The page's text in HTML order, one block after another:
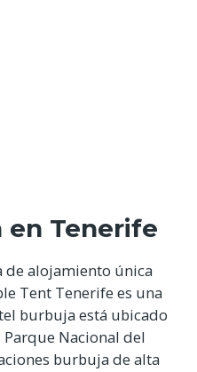
en Tenerife
de alojamiento única
Tent Tenerife es una
burbuja está ubicado
Nacional del
burbuja de alta